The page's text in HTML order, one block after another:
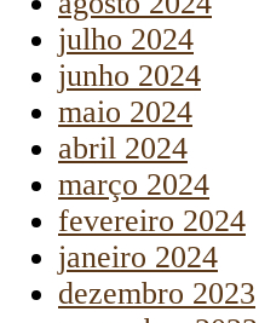
julho 2024
junho 2024
maio 2024
abril 2024
março 2024
fevereiro 2024
janeiro 2024
dezembro 2023